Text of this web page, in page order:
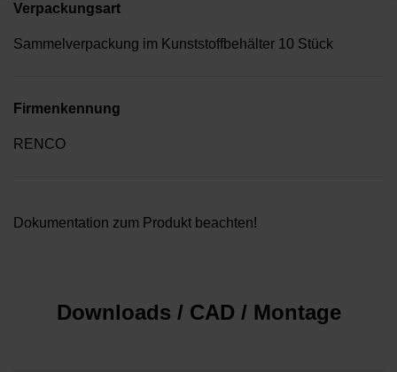
Verpackungsart
Sammelverpackung im Kunststoffbehälter 10 Stück
Firmenkennung
RENCO
Dokumentation zum Produkt beachten!
Downloads / CAD / Montage